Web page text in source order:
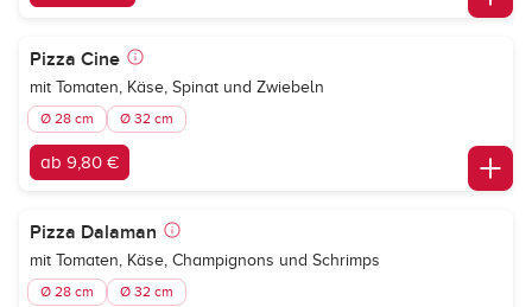
Pizza Cine
mit Tomaten, Käse, Spinat und Zwiebeln
Ø 28 cm Ø 32 cm
ab 9,80 €
Pizza Dalaman
mit Tomaten, Käse, Champignons und Schrimps
Ø 28 cm Ø 32 cm